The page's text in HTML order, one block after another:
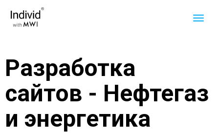
Разработка
сайтов - Нефтегаз
и энергетика